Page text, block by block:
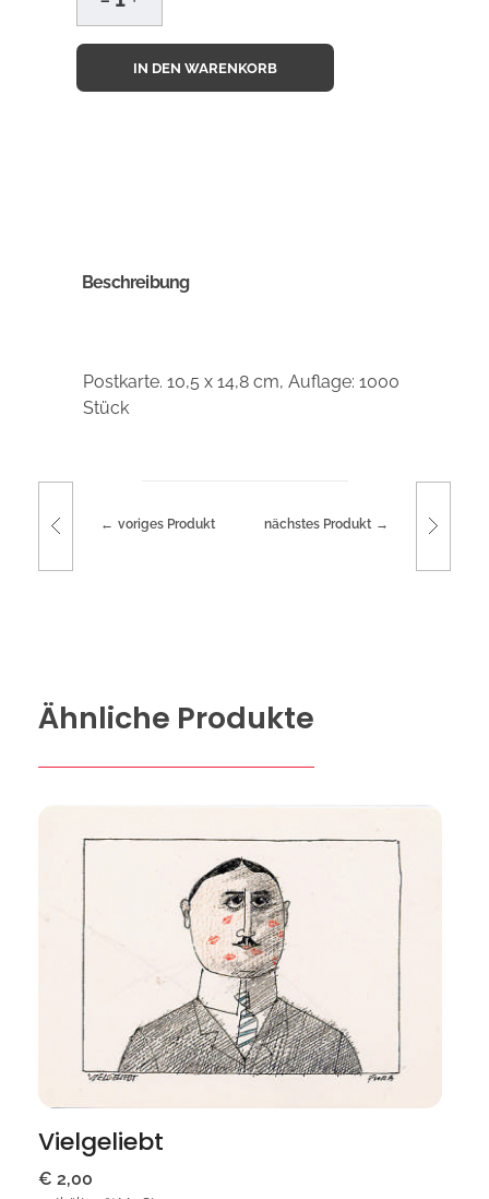
IN DEN WARENKORB
Beschreibung
Postkarte. 10,5 x 14,8 cm, Auflage: 1000
Stück
voriges Produkt nächstes Produkt
Ähnliche Produkte
Vielgeliebt
€ 2,00